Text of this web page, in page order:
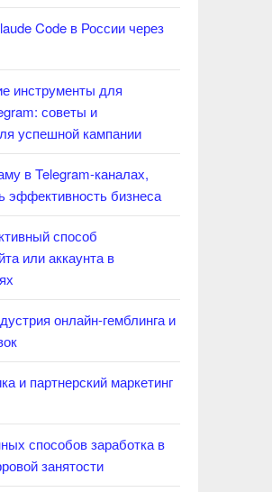
Code в России через
инструменты для
советы и
успешной кампании
в Telegram-каналах,
эффективность бизнеса
способ
или аккаунта в
онлайн-гемблинга и
и партнерский маркетинг
способов заработка в
занятости